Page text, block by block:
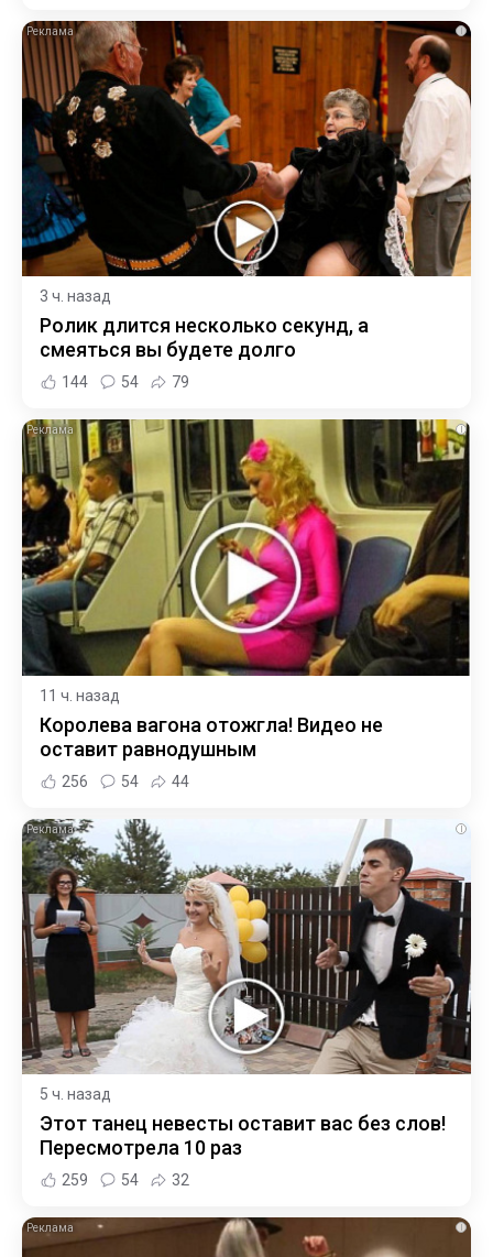
i
3 ч. назад
Ролик длится несколько секунд, а
смеяться вы будете долго
144 54 79
i
11 ч. назад
Королева вагона отожгла! Видео не
оставит равнодушным
256 54 44
i
5 ч. назад
Этот танец невесты оставит вас без слов!
Пересмотрела 10 раз
259 54 32
i